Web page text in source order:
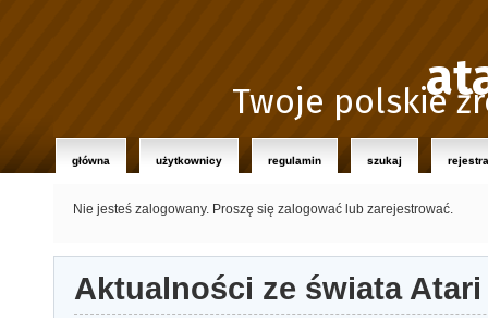
Twoje polskie
główna użytkownicy regulamin szukaj
Nie jesteś zalogowany. Proszę się zalogować lub zarejestrować.
Aktualności ze świata Atari